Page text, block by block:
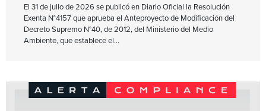
El 31 de julio de 2026 se publicó en Diario Oficial la Resolución
Exenta N°4157 que aprueba el Anteproyecto de Modificación del
Decreto Supremo N°40, de 2012, del Ministerio del Medio
Ambiente, que establece el